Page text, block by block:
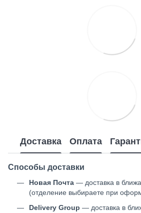
Доставка Оплата
Способы доставки
Новая Почта — доставка в
(отделение выбираете при
Delivery Group — доставка в